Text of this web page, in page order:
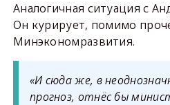
Аналогичная ситуация с
Он курирует, помимо
Минэкономразвития.
«И сюда же, в
прогноз, отнёс бы